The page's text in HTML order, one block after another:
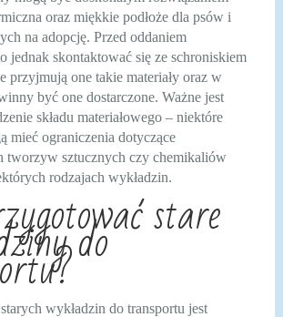
oraz miękkie podłoże dla psów i
na adopcję. Przed oddaniem
jednak skontaktować się ze schroniskiem
przyjmują one takie materiały oraz w
być one dostarczone. Ważne jest
składu materiałowego – niektóre
mieć ograniczenia dotyczące
tworzyw sztucznych czy chemikaliów
rodzajach wykładzin.
stare
do
wykładzin do transportu jest